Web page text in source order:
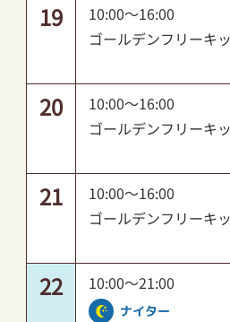
19
10:00～16:00
ゴールデンフリーキ
20
10:00～16:00
ゴールデンフリーキ
21
10:00～16:00
ゴールデンフリーキ
22 10:00～21:00
ナイター